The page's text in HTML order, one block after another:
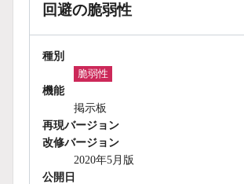
回避の脆弱性
種別
脆弱性
機能
掲示板
再現バージョン
改修バージョン
2020年5月版
公開日